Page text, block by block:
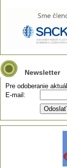
Newsletter
Pre odoberanie
E-mail: